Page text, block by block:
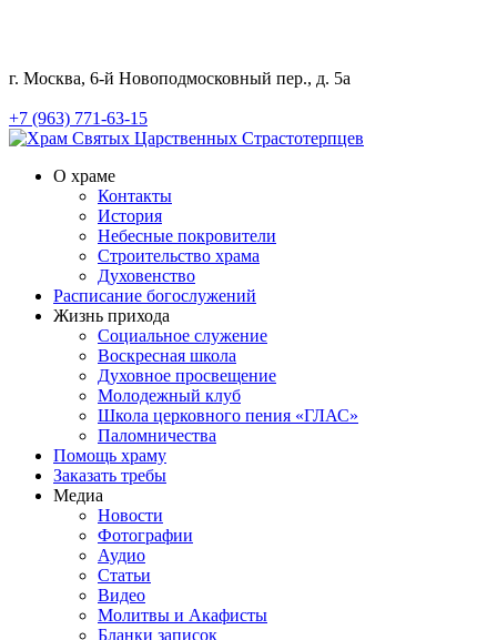
г. Москва, 6-й Новоподмосковный пер., д. 5а
+7 (963) 771-63-15
О храме
Контакты
История
Небесные покровители
Строительство храма
Духовенство
Расписание богослужений
Жизнь прихода
Социальное служение
Воскресная школа
Духовное просвещение
Молодежный клуб
Школа церковного пения «ГЛАС»
Паломничества
Помощь храму
Заказать требы
Медиа
Новости
Фотографии
Аудио
Статьи
Видео
Молитвы и Акафисты
Бланки записок